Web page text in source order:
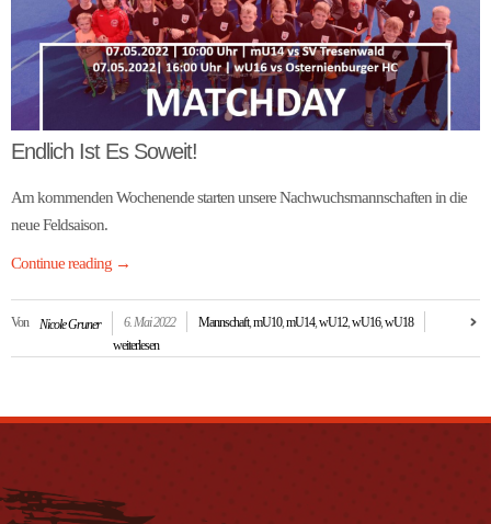
Endlich Ist Es Soweit!
Am kommenden Wochenende starten unsere Nachwuchsmannschaften in die
neue Feldsaison.
Continue reading →
Von Nicole Gruner 6. Mai 2022 Mannschaft,mU10,mU14,wU12,wU16,wU18
weiterlesen